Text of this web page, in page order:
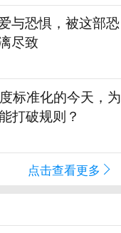
与恐惧，被这部恐
尽致
标准化的今天，为
打破规则？
点击查看更多